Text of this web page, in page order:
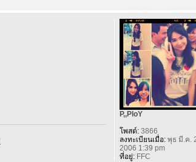
P,,PloY
โพสต์:3866
ลงทะเบียนเมื่อ:พุธ มี.ค.
2006 1:39 pm
ที่อยู่:FFC